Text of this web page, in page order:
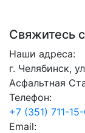
Свяжитесь
Наши адреса:
г. Челябинск,
Асфальтная
Телефон:
+7 (351) 711-
Email: